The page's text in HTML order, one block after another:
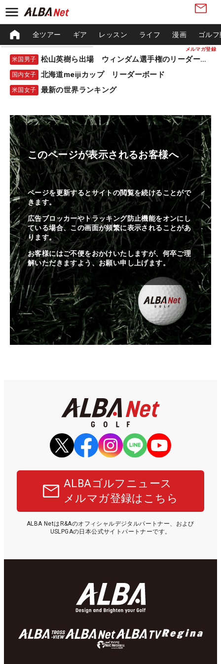
メルマガ登録
全ツアー ギア レッスン ライフ 漫画 ゴル
米国男子 松山英樹ら出場 ウィンダム選手権のリーダーボード
国内女子 北海道meijiカップ リーダーボード
米国女子 最新の世界ランキング
このページが表示されるお客様へ
ページを更新するとサイトの閲覧を続けることがで
きます。
広告ブロッカーやトラッキング防止機能をオンにし
ている場合、この画面が頻繁に表示されることがあ
ります。
お客様にはご不便をおかけいたしますが、何卒ご理
解いただきますよう、お願い申し上げます。
ALBAゴルフニュース
メルマガ登録はこちら
ALBA NetはR&Aのオフィシャルデジタルパートナー、および
USLPGAの日本公式サイトパートナーです。